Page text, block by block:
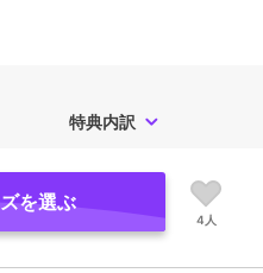
特典内訳
を選ぶ
4人